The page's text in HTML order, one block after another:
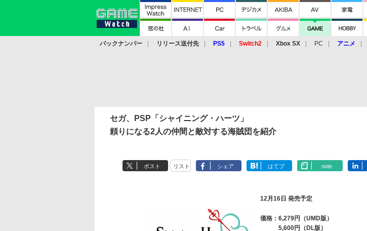
バックナンバー リリース送付先 PS5 Switch2 Xbox SX PC アニメ
セガ、PSP「シャイニング・ハーツ」
頼りになる2人の仲間と敵対する海賊団を紹介
ポスト リスト シェア はてブ note
12月16日 発売予定
価格：6,279円（UMD版）
5,600円（DL版）